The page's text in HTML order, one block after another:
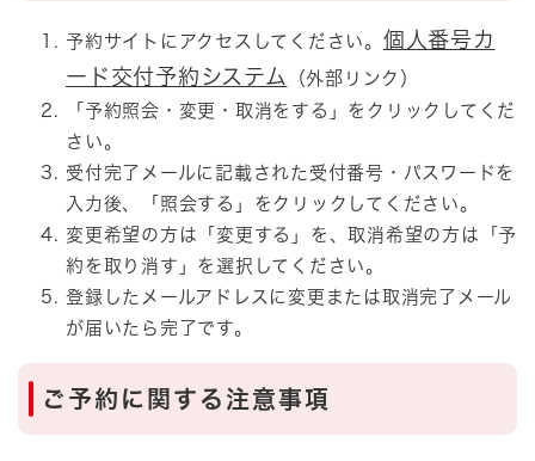
予約サイトにアクセスしてください。 個人番号カ
ード交付予約システム
（外部リンク）
「予約照会・変更・取消をする」をクリックしてくだ
さい。
受付完了メールに記載された受付番号・パスワードを
入力後、「照会する」をクリックしてください。
変更希望の方は「変更する」を、取消希望の方は「予
約を取り消す」を選択してください。
登録したメールアドレスに変更または取消完了メール
が届いたら完了です。
ご予約に関する注意事項